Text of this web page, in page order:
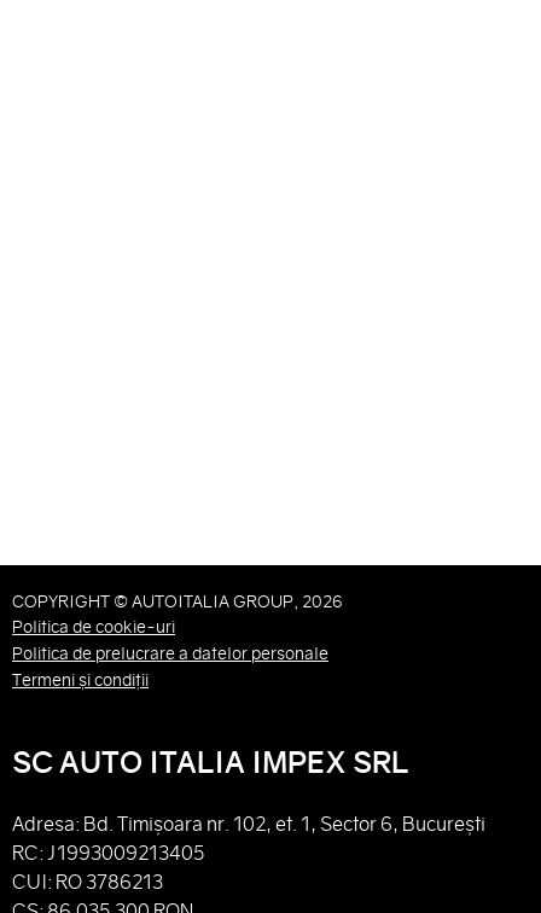
COPYRIGHT © AUTOITALIA GROUP, 2026
Politica de cookie-uri
Politica de prelucrare a datelor personale
Termeni și condiții
SC AUTO ITALIA IMPEX SRL
Adresa: Bd. Timișoara nr. 102, et. 1, Sector 6, București
RC: J1993009213405
CUI: RO 3786213